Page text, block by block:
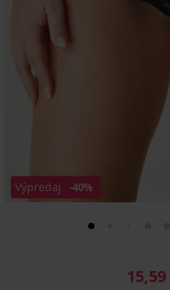
Výpredaj -40%
15,59